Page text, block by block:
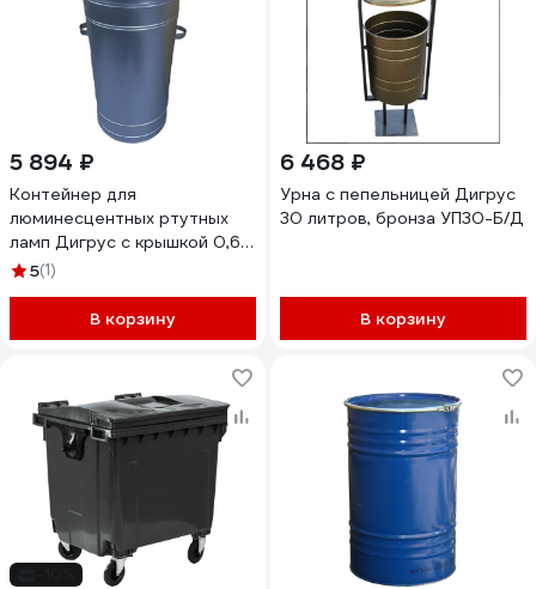
5 894 ₽
Контейнер для
люминесцентных ртутных
ламп Дигрус с крышкой 0,6
м ф 450 мм К-ЛРЛ-0,6/Д
5(1)
В корзину
6 468 ₽
Урна с пепельницей Дигрус
30 литров, бронза УП30-Б/Д
В корзину